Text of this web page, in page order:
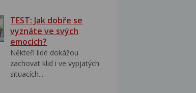
TEST: Jak dobře se
vyznáte ve svých
emocích?
Někteří lidé dokážou
zachovat klid i ve vypjatých
situacích....